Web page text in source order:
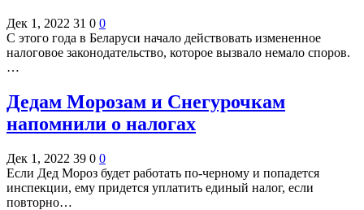
Дек 1, 2022 31 0 0
С этого года в Беларуси начало действовать измененное
налоговое законодательство, которое вызвало немало споров.
…
Дедам Морозам и Снегурочкам
напомнили о налогах
Дек 1, 2022 39 0 0
Если Дед Мороз будет работать по-черному и попадется
инспекции, ему придется уплатить единый налог, если
повторно…